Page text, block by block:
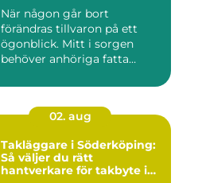
När någon går bort
förändras tillvaron på ett
ögonblick. Mitt i sorgen
behöver anhöriga fatta
02. aug
Takläggare i Söderköping:
Så väljer du rätt
hantverkare för takbyte i